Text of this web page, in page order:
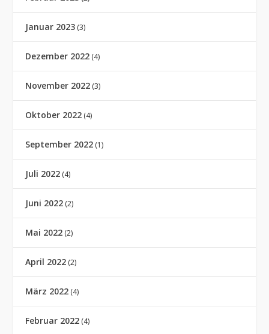
Januar 2023 (3)
Dezember 2022 (4)
November 2022 (3)
Oktober 2022 (4)
September 2022 (1)
Juli 2022 (4)
Juni 2022 (2)
Mai 2022 (2)
April 2022 (2)
März 2022 (4)
Februar 2022 (4)